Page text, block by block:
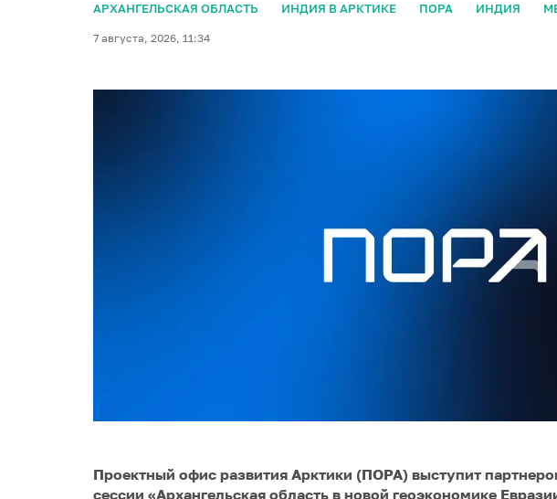
АРХАНГЕЛЬСКАЯ ОБЛАСТЬ ИНДИЯ В АРКТИКЕ ПОРА ИНДИЯ
7 августа, 2026, 11:34
Проектный офис развития Арктики (ПОРА) выступит
сессии «Архангельская область в новой геоэкономике